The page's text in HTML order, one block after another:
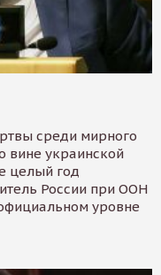
среди мирного
вине украинской
целый год
России при ООН
уровне